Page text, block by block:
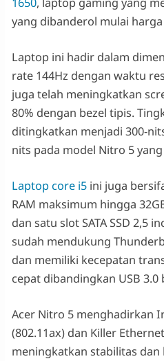
yang dibanderol mulai
Laptop ini hadir dalam
rate 144Hz dengan waktu
juga telah meningkatkan
80% dengan bezel tipis.
ditingkatkan menjadi 300-
nits pada model Nitro 5
Laptop core i5ini juga
RAM maksimum hingga
dan satu slot SATA SSD 2,5
sudah mendukung
dan memiliki kecepatan
cepat dibandingkan USB 3.0
Acer Nitro 5 menghadirkan
(802.11ax) dan Killer
meningkatkan stabilitas